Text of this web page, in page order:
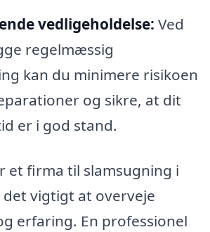
vedligeholdelse: Ved
regelmæssig
kan du minimere risikoen
og sikre, at dit
er i god stand.
et firma til slamsugning i
vigtigt at overveje
erfaring. En professionel